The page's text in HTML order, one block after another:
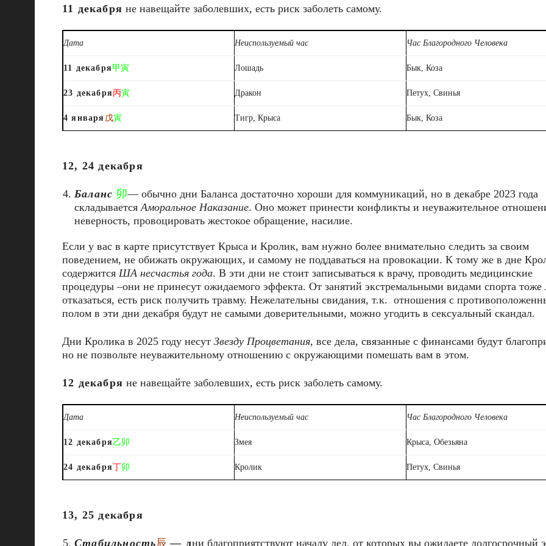
11 декабря не навещайте заболевших, есть риск заболеть самому.
Дата Неиспользуемый час Час Благородного Человека
11 декабря 甲寅 Лошадь Бык, Коза
23 декабря丙寅 Дракон Петух, Свинья
4 января 戊寅 Тигр, Крыса Бык, Коза
12, 24 декабря
Баланс 卯— обычно дни Баланса достаточно хороши для коммуникаций, но в декабре 2023 года
складываетсяАморальное Наказание. Оно может принести конфликты и неуважительное
неверность, провоцировать жестокое обращение, насилие.
Если у вас в карте присутствует Крыса и Кролик, вам нужно более внимательно следить за своим
поведением, не обижать окружающих, и самому не поддаваться на провокации. К тому же в дне
содержится ША несчастья года. В эти дни не стоит записываться к врачу, проводить медицинские
процедуры –они не принесут ожидаемого эффекта. От занятий экстремальными видами спорта
отказаться, есть риск получить травму. Нежелательны свидания, т.к. отношения с
полом в эти дни декабря будут не самыми доверительными, можно угодить в сексуальный скандал.
Дни Кролика в 2025 году несут Звезду Процветания, все дела, связанные с финансами будут
но не позвольте неуважительному отношению с окружающими помешать вам в этом.
12 декабря не навещайте заболевших, есть риск заболеть самому.
Дата Неиспользуемый час Час Благородного Человека
12 декабря乙卯 Змея Крыса, Обезьяна
24 декабря丁卯 Кролик Петух, Свинья
13, 25 декабря
Стабильность辰 — дни благоприятствуют началу дел, от которых вы ожидаете долгосрочный